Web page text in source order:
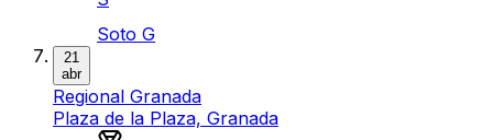
Soto G
21
abr
Regional Granada
Plaza de la Plaza, Granada